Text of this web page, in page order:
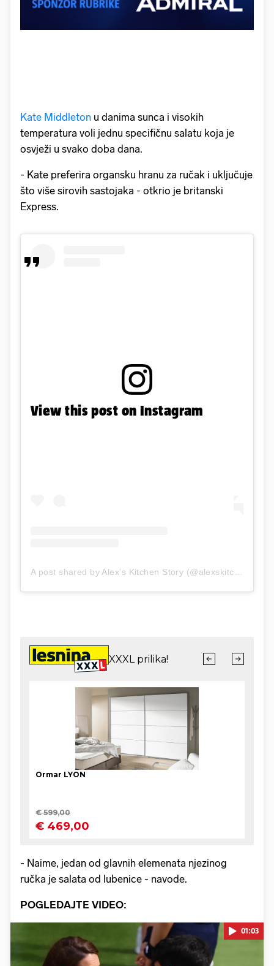
Kate Middleton u danima sunca i visokih
temperatura voli jednu specifičnu salatu koja je
osvježi u svako doba dana.
- Kate preferira organsku hranu za ručak i uključuje
što više sirovih sastojaka - otkrio je britanski
Express.
View this post on Instagram
- Naime, jedan od glavnih elemenata njezinog
ručka je salata od lubenice - navode.
POGLEDAJTE VIDEO:
01:03